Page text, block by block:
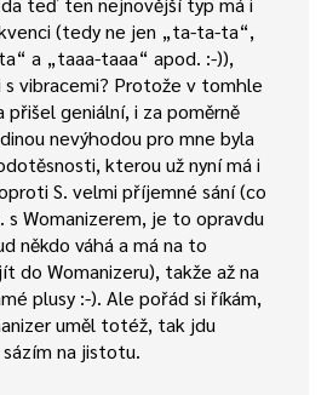
(tedy ne jen „ta-ta-ta“,
a „taaa-taaa“ apod. :-)),
s vibracemi? Protože v tomhle
přišel geniální, i za poměrně
nevýhodou pro mne byla
kterou už nyní má i
S. velmi příjemné sání (co
s Womanizerem, je to opravdu
někdo váhá a má na to
do Womanizeru), takže až na
plusy :-). Ale pořád si říkám,
uměl totéž, tak jdu
na jistotu.